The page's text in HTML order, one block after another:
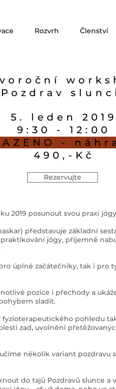
Rozvrh Členství
Pozdrav
5. leden 2019
9:30 - 12:00
-
490,-Kč
Rezervujte
2019 posunout svou praxi
představuje základní
jógy, příjemně
úplné začátečníky, tak i pro
pozice i přechody a
sladit.
fyzioterapeutického pohledu
zad, uvolnění
několik variant pozdravu
do tajů Pozdravů slunce a